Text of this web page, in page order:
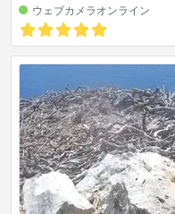
ウェブカメラオンライン